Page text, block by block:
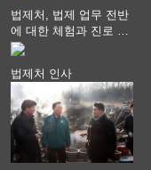
자세를 지켜야 할 것"
법제처, 법제 업무 전반
에 대한 체험과 진로 상
담 기회 제공
법제처 인사